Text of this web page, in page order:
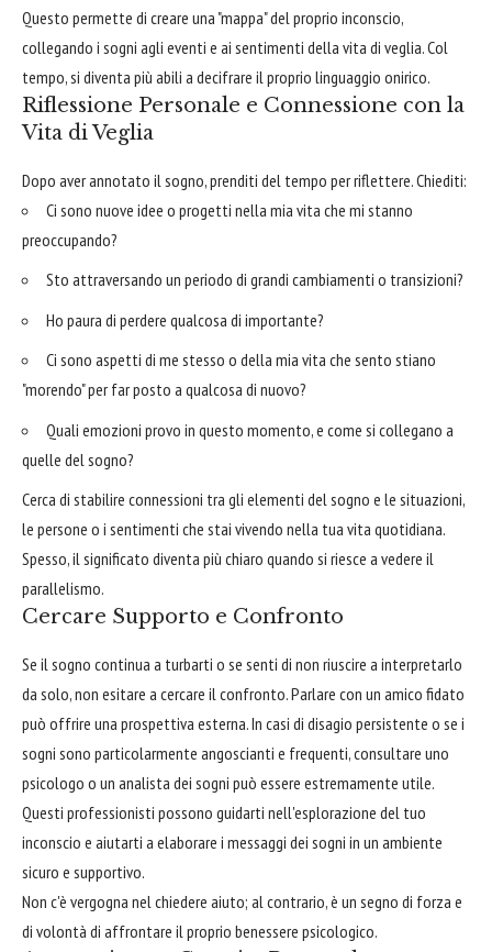
Questo permette di creare una "mappa" del proprio inconscio,
collegando i sogni agli eventi e ai sentimenti della vita di veglia. Col
tempo, si diventa più abili a decifrare il proprio linguaggio onirico.
Riflessione Personale e Connessione con la
Vita di Veglia
Dopo aver annotato il sogno, prenditi del tempo per riflettere. Chiediti:
Ci sono nuove idee o progetti nella mia vita che mi stanno
preoccupando?
Sto attraversando un periodo di grandi cambiamenti o transizioni?
Ho paura di perdere qualcosa di importante?
Ci sono aspetti di me stesso o della mia vita che sento stiano
"morendo" per far posto a qualcosa di nuovo?
Quali emozioni provo in questo momento, e come si collegano a
quelle del sogno?
Cerca di stabilire connessioni tra gli elementi del sogno e le situazioni,
le persone o i sentimenti che stai vivendo nella tua vita quotidiana.
Spesso, il significato diventa più chiaro quando si riesce a vedere il
parallelismo.
Cercare Supporto e Confronto
Se il sogno continua a turbarti o se senti di non riuscire a interpretarlo
da solo, non esitare a cercare il confronto. Parlare con un amico fidato
può offrire una prospettiva esterna. In casi di disagio persistente o se i
sogni sono particolarmente angoscianti e frequenti, consultare uno
psicologo o un analista dei sogni può essere estremamente utile.
Questi professionisti possono guidarti nell'esplorazione del tuo
inconscio e aiutarti a elaborare i messaggi dei sogni in un ambiente
sicuro e supportivo.
Non c'è vergogna nel chiedere aiuto; al contrario, è un segno di forza e
di volontà di affrontare il proprio benessere psicologico.